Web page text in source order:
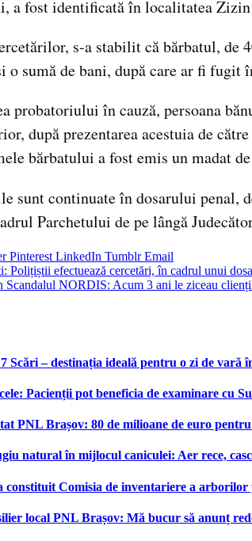
a fost identificată în localitatea
s-a stabilit că bărbatul, de
o sumă de bani, după care ar fi fugit
probatoriului în cauză, persoana
după prezentarea acestuia de
bărbatului a fost emis un madat
sunt continuate în dosarului
Parchetului de pe lângă
Pinterest LinkedIn Tumblr Email
Polițiștii efectuează cercetări, în cadrul unui
Scandalul NORDIS: Acum 3 ani le ziceau
Scări – destinația ideală pentru o zi de
Pacienții pot beneficia de examinare cu
PNL Brașov: 80 de milioane de euro
natural în mijlocul caniculei: Aer rece,
constituit Comisia de inventariere a
local PNL Brașov: Mă bucur să anunț